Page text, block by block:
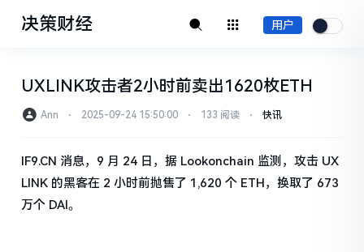
决策财经 用户
UXLINK攻击者2小时前卖出1620枚ETH
Ann ⋅ 2025-09-24 15:50:00 ⋅ 133 阅读 ⋅ 快讯
IF9.CN 消息，9 月 24 日，据 Lookonchain 监测，攻击 UX
LINK 的黑客在 2 小时前抛售了 1,620 个 ETH，换取了 673
万个 DAI。